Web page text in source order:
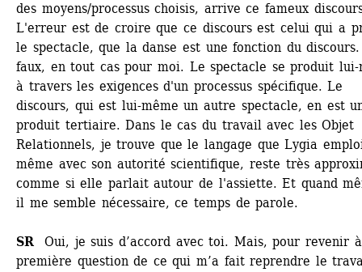
des moyens/processus choisis, arrive ce fameux
L'erreur est de croire que ce discours est celui qui a
le spectacle, que la danse est une fonction du
faux, en tout cas pour moi. Le spectacle se produit lui-
à travers les exigences d'un processus spécifique. Le
discours, qui est lui-même un autre spectacle, en est
produit tertiaire. Dans le cas du travail avec les Objet
Relationnels, je trouve que le langage que Lygia
même avec son autorité scientifique, reste très
comme si elle parlait autour de l'assiette. Et quand
il me semble nécessaire, ce temps de parole.
SR Oui, je suis d’accord avec toi. Mais, pour revenir
première question de ce qui m’a fait reprendre le